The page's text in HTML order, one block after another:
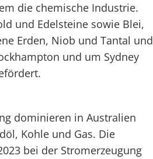
die chemische Industrie.
und Edelsteine sowie Blei,
Erden, Niob und Tantal und
und um Sydney
dominieren in Australien
Kohle und Gas. Die
bei der Stromerzeugung